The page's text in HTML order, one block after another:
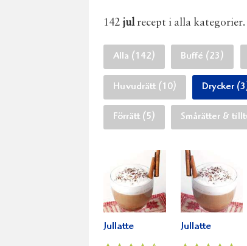
142 julrecept i alla kategorier.
Alla (142) Buffé (23)
Huvudrätt (10) Drycker
Förrätt (5) Smårätter &
Jullatte Jullatte